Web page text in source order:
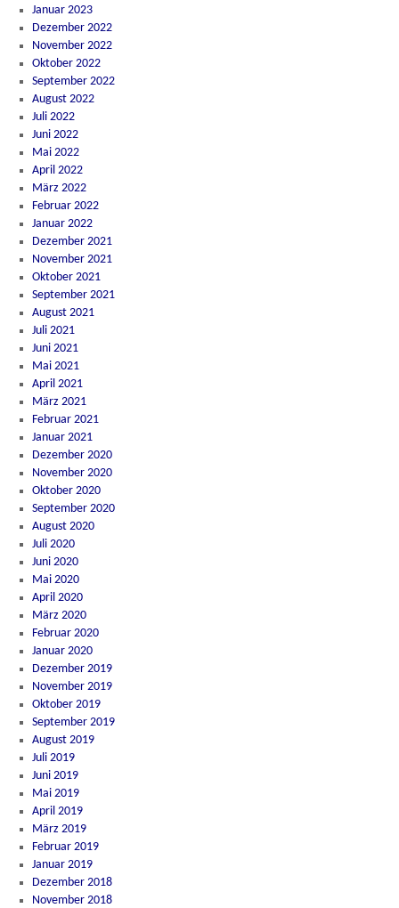
Januar 2023
Dezember 2022
November 2022
Oktober 2022
September 2022
August 2022
Juli 2022
Juni 2022
Mai 2022
April 2022
März 2022
Februar 2022
Januar 2022
Dezember 2021
November 2021
Oktober 2021
September 2021
August 2021
Juli 2021
Juni 2021
Mai 2021
April 2021
März 2021
Februar 2021
Januar 2021
Dezember 2020
November 2020
Oktober 2020
September 2020
August 2020
Juli 2020
Juni 2020
Mai 2020
April 2020
März 2020
Februar 2020
Januar 2020
Dezember 2019
November 2019
Oktober 2019
September 2019
August 2019
Juli 2019
Juni 2019
Mai 2019
April 2019
März 2019
Februar 2019
Januar 2019
Dezember 2018
November 2018